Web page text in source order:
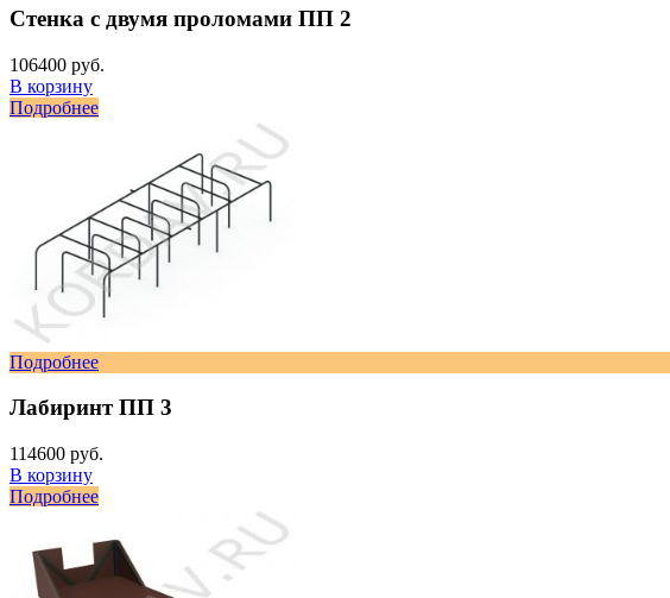
Стенка с двумя проломами ПП 2
106400 руб.
В корзину
Подробнее
Подробнее
Лабиринт ПП 3
114600 руб.
В корзину
Подробнее